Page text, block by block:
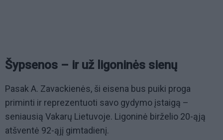
Šypsenos – ir už ligoninės sienų
Pasak A. Zavackienės, ši eisena bus puiki proga
priminti ir reprezentuoti savo gydymo įstaigą –
seniausią Vakarų Lietuvoje. Ligoninė birželio 20-ąją
atšventė 92-ąjį gimtadienį.